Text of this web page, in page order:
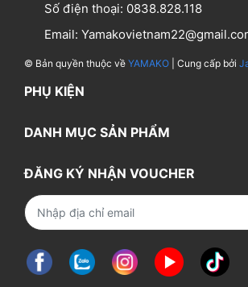
Số điện thoại: 0838.828.118
Email:
© Bản quyền thuộc về YAMAKO | Cung cấp bởi
PHỤ KIỆN
DANH MỤC SẢN PHẨM
ĐĂNG KÝ NHẬN VOUCHER